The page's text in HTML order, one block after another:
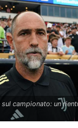
campionato: un